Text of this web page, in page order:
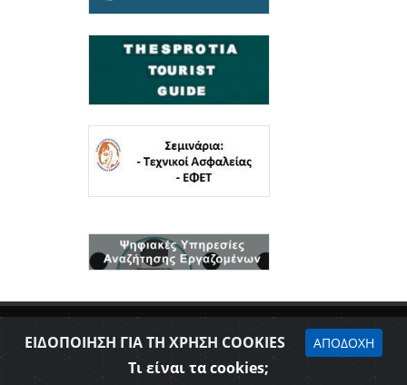
ΕΙΔΟΠΟΙΗΣΗ ΓΙΑ ΤΗ ΧΡΗΣΗ COOKIES ΑΠΟΔΟΧΗ
Τι είναι τα cookies;